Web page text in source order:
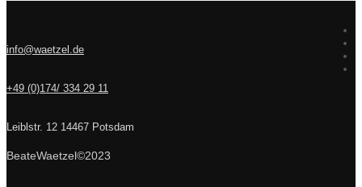
info@waetzel.de
+49 (0)174/ 334 29 11
Leiblstr. 12 14467 Potsdam
BeateWaetzel©2023